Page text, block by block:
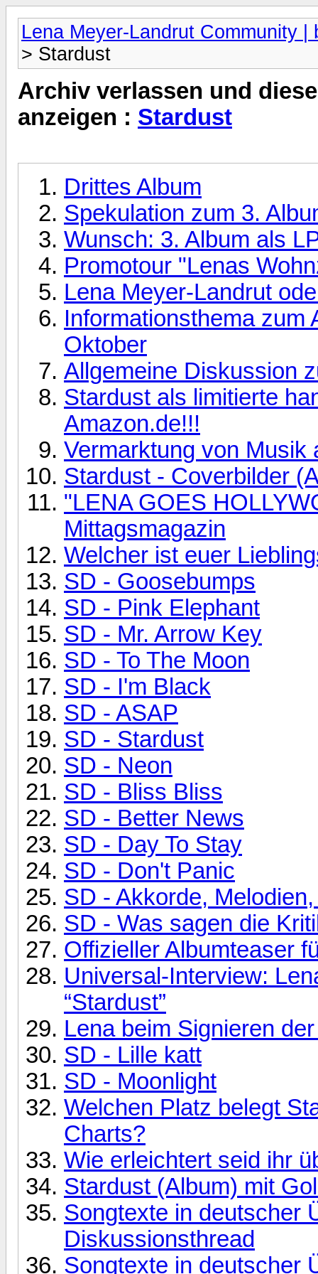
Lena Meyer-Landrut Community |
> Stardust
Archiv verlassen und
anzeigen : Stardust
Drittes Album
Spekulation zum 3.
Wunsch: 3. Album als
Promotour "Lenas
Lena Meyer-Landrut
Informationsthema zum
Oktober
Allgemeine Diskussion
Stardust als limitierte
Amazon.de!!!
Vermarktung von Musik
Stardust - Coverbilder
"LENA GOES
Mittagsmagazin
Welcher ist euer
SD - Goosebumps
SD - Pink Elephant
SD - Mr. Arrow Key
SD - To The Moon
SD - I'm Black
SD - ASAP
SD - Stardust
SD - Neon
SD - Bliss Bliss
SD - Better News
SD - Day To Stay
SD - Don't Panic
SD - Akkorde,
SD - Was sagen die
Offizieller Albumteaser
Universal-Interview:
“Stardust”
Lena beim Signieren
SD - Lille katt
SD - Moonlight
Welchen Platz belegt
Charts?
Wie erleichtert seid ihr
Stardust (Album) mit
Songtexte in deutscher
Diskussionsthread
Songtexte in deutscher